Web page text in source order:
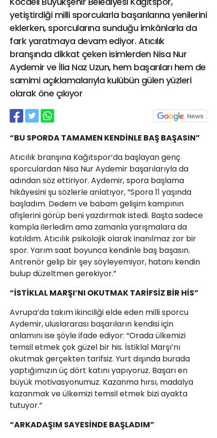
yetiştirdiği milli sporcularla başarılarına yenilerini
eklerken, sporcularına sunduğu imkânlarla da
fark yaratmaya devam ediyor. Atıcılık
branşında dikkat çeken isimlerden Nisa Nur
Aydemir ve İlia Naz Uzun, hem başarıları hem de
samimi açıklamalarıyla kulübün gülen yüzleri
olarak öne çıkıyor
“BU SPORDA TAMAMEN KENDİNLE BAŞ BAŞASIN”
Atıcılık branşına Kağıtspor’da başlayan genç
sporculardan Nisa Nur Aydemir başarılarıyla da
adından söz ettiriyor. Aydemir, spora başlama
hikâyesini şu sözlerle anlatıyor, “Spora 11 yaşında
başladım. Dedem ve babam gelişim kampının
afişlerini görüp beni yazdırmak istedi. Başta sadece
kampla ilerledim ama zamanla yarışmalara da
katıldım. Atıcılık psikolojik olarak inanılmaz zor bir
spor. Yarım saat boyunca kendinle baş başasın.
Antrenör gelip bir şey söyleyemiyor, hatanı kendin
bulup düzeltmen gerekiyor.”
“İSTİKLAL MARŞI’NI OKUTMAK TARİFSİZ BİR HİS”
Avrupa’da takım ikinciliği elde eden milli sporcu
Aydemir, uluslararası başarıların kendisi için
anlamını ise şöyle ifade ediyor: “Orada ülkemizi
temsil etmek çok güzel bir his. İstiklal Marşı’nı
okutmak gerçekten tarifsiz. Yurt dışında burada
yaptığımızın üç dört katını yapıyoruz. Başarı en
büyük motivasyonumuz. Kazanma hırsı, madalya
kazanmak ve ülkemizi temsil etmek bizi ayakta
tutuyor.”
“ARKADAŞIM SAYESİNDE BAŞLADIM”
21 Gölcük
02624132333
haber@golcukpostasi.com